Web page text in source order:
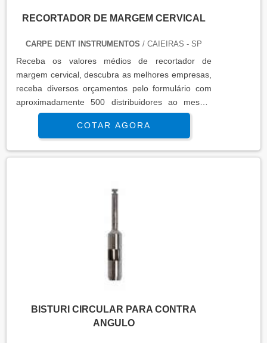
RECORTADOR DE MARGEM CERVICAL
CARPE DENT INSTRUMENTOS / CAIEIRAS - SP
Receba os valores médios de recortador de
margem cervical, descubra as melhores empresas,
receba diversos orçamentos pelo formulário com
aproximadamente 500 distribuidores ao mesmo
tempo.
COTAR AGORA
BISTURI CIRCULAR PARA CONTRA
ANGULO